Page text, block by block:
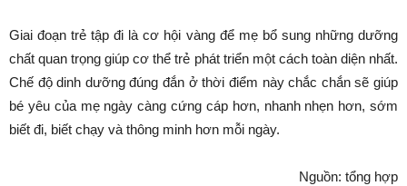
Giai đoạn trẻ tập đi là cơ hội vàng để mẹ bổ sung những dưỡng
chất quan trọng giúp cơ thể trẻ phát triển một cách toàn diện nhất.
Chế độ dinh dưỡng đúng đắn ở thời điểm này chắc chắn sẽ giúp
bé yêu của mẹ ngày càng cứng cáp hơn, nhanh nhẹn hơn, sớm
biết đi, biết chạy và thông minh hơn mỗi ngày.
Nguồn: tổng hợp